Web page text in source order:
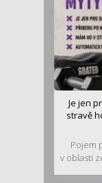
Je jen
stravě
Pojem
v oblasti